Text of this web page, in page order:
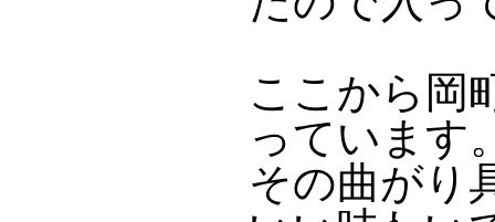
ここから岡
っています
その曲がり